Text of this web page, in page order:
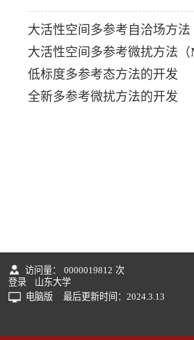
大活性空间多参考自洽场方法
大活性空间多参考微扰方法（
低标度多参考态方法的开发
全新多参考微扰方法的开发
访问量： 0000019812 次
登录
山东大学
电脑版
最后更新时间： 2024.3.13